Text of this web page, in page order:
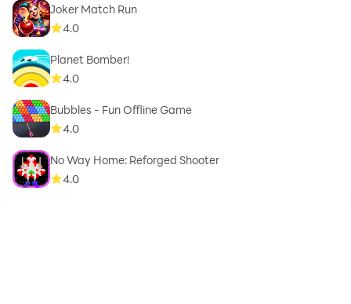
Joker Match Run
4.0
Planet Bomber!
4.0
Bubbles - Fun Offline Game
4.0
No Way Home: Reforged Shooter
4.0